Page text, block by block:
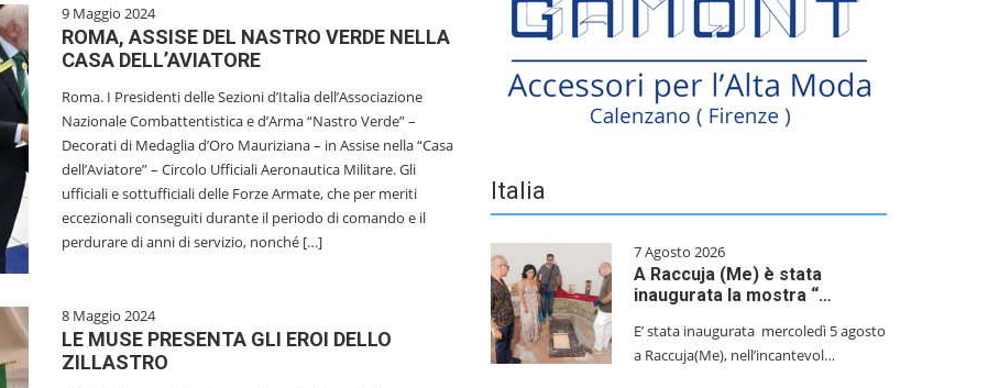
9 Maggio 2024
ROMA, ASSISE DEL NASTRO VERDE NELLA
CASA DELL’AVIATORE
Roma. I Presidenti delle Sezioni d’Italia dell’Associazione
Nazionale Combattentistica e d’Arma “Nastro Verde” –
Decorati di Medaglia d’Oro Mauriziana – in Assise nella “Casa
dell’Aviatore” – Circolo Ufficiali Aeronautica Militare. Gli
ufficiali e sottufficiali delle Forze Armate, che per meriti
eccezionali conseguiti durante il periodo di comando e il
perdurare di anni di servizio, nonché […]
8 Maggio 2024
LE MUSE PRESENTA GLI EROI DELLO
ZILLASTRO
Italia
7 Agosto 2026
A Raccuja (Me) è stata
inaugurata la mostra “…
E’ stata inaugurata mercoledì 5 agosto
a Raccuja(Me), nell’incantevol…